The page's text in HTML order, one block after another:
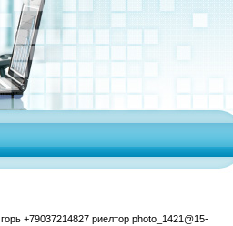
+79037214827 риелтор photo_1421@15-